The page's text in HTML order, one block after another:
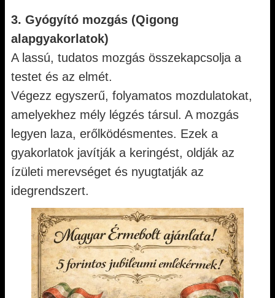
3. Gyógyító mozgás (Qigong
alapgyakorlatok)
A lassú, tudatos mozgás összekapcsolja a
testet és az elmét.
Végezz egyszerű, folyamatos mozdulatokat,
amelyekhez mély légzés társul. A mozgás
legyen laza, erőlködésmentes. Ezek a
gyakorlatok javítják a keringést, oldják az
ízületi merevséget és nyugtatják az
idegrendszert.